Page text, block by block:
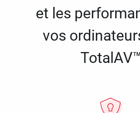
et les
vos
TotalAV™